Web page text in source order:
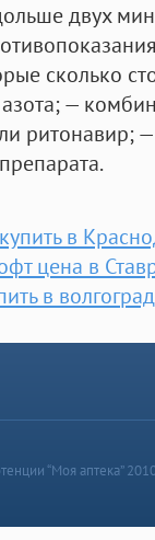
двух
сколько
—
ритонавир;
в
цена в
в
“Моя аптека”